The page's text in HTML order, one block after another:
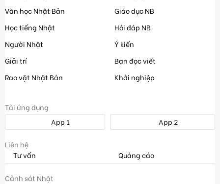
Văn học Nhật Bản
Học tiếng Nhật
Người Nhật
Giải trí
Rao vặt Nhật Bản
Giáo dục NB
Hỏi đáp NB
Ý kiến
Bạn đọc viết
Khởi nghiệp
Tải ứng dụng
App 1
App 2
Liên hệ
Tư vấn
Quảng cáo
Cảnh sát Nhật